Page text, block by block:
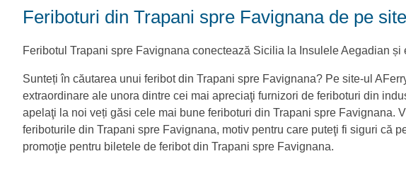
Feriboturi din Trapani spre Favignana de pe
Feribotul Trapani spre Favignana conectează Sicilia la Insulele Aegadian și
Sunteți în căutarea unui feribot din Trapani spre Favignana? Pe site-ul
extraordinare ale unora dintre cei mai apreciaţi furnizori de feriboturi din
apelaţi la noi veți găsi cele mai bune feriboturi din Trapani spre Favignana.
feriboturile din Trapani spre Favignana, motiv pentru care puteţi fi siguri că
promoţie pentru biletele de feribot din Trapani spre Favignana.